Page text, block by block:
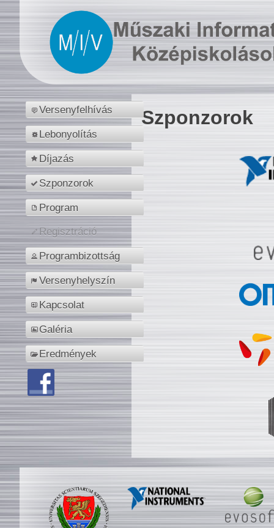
Versenyfelhívás
Lebonyolítás
Díjazás
Szponzorok
Program
Regisztráció
Programbizottság
Versenyhelyszín
Kapcsolat
Galéria
Eredmények
Szponzorok